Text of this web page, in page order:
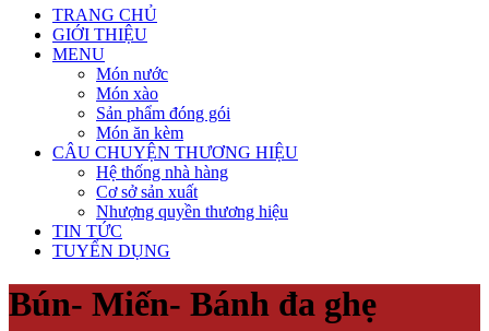
TRANG CHỦ
GIỚI THIỆU
MENU
Món nước
Món xào
Sản phẩm đóng gói
Món ăn kèm
CÂU CHUYỆN THƯƠNG HIỆU
Hệ thống nhà hàng
Cơ sở sản xuất
Nhượng quyền thương hiệu
TIN TỨC
TUYỂN DỤNG
Bún- Miến- Bánh đa ghẹ